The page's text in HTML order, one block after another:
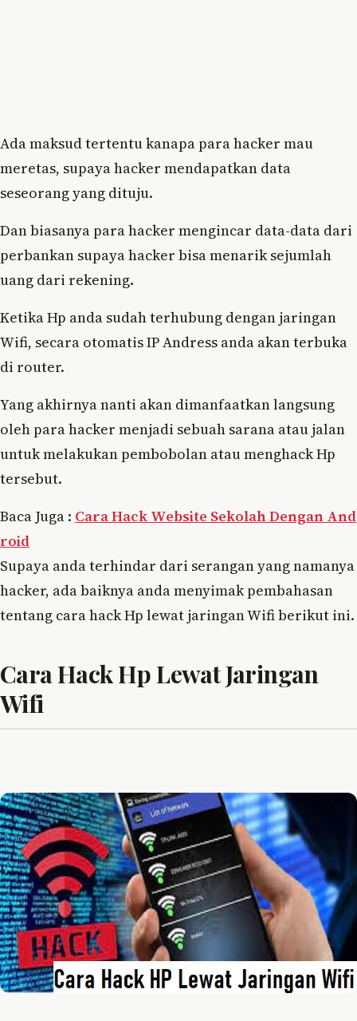
Ada maksud tertentu kanapa para hacker mau
meretas, supaya hacker mendapatkan data
seseorang yang dituju.
Dan biasanya para hacker mengincar data-data dari
perbankan supaya hacker bisa menarik sejumlah
uang dari rekening.
Ketika Hp anda sudah terhubung dengan jaringan
Wifi, secara otomatis IP Andress anda akan terbuka
di router.
Yang akhirnya nanti akan dimanfaatkan langsung
oleh para hacker menjadi sebuah sarana atau jalan
untuk melakukan pembobolan atau menghack Hp
tersebut.
Baca Juga : Cara Hack Website Sekolah Dengan And
roid
Supaya anda terhindar dari serangan yang namanya
hacker, ada baiknya anda menyimak pembahasan
tentang cara hack Hp lewat jaringan Wifi berikut ini.
Cara Hack Hp Lewat Jaringan
Wifi